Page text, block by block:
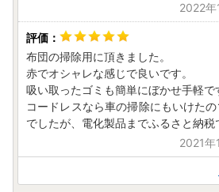
2022
布団の掃除用に頂きました。
赤でオシャレな感じで良いです。
吸い取ったゴミも簡単にぼかせ手軽で
コードレスなら車の掃除にもいけた
でしたが、電化製品までふるさと納税
2021